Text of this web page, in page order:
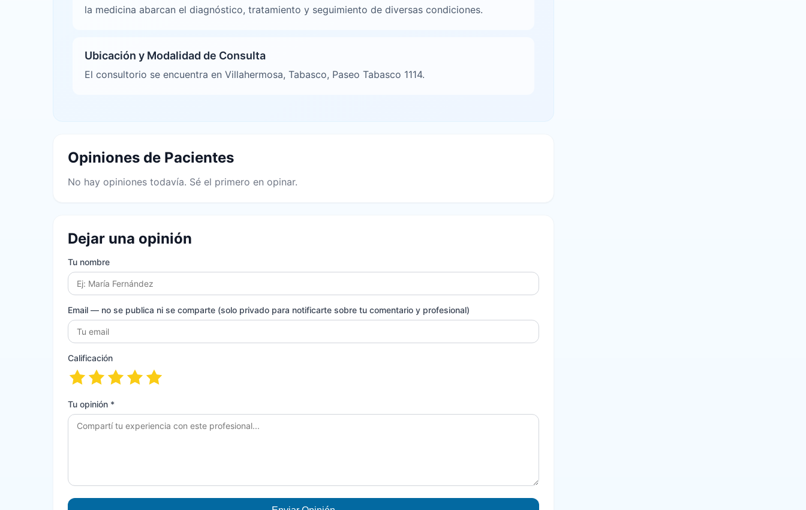
la medicina abarcan el diagnóstico, tratamiento y seguimiento de diversas condiciones.
Ubicación y Modalidad de Consulta
El consultorio se encuentra en Villahermosa, Tabasco, Paseo Tabasco 1114.
Opiniones de Pacientes
No hay opiniones todavía. Sé el primero en opinar.
Dejar una opinión
Tu nombre
Email — no se publica ni se comparte (solo privado para notificarte sobre tu comentario y profesional)
Calificación
Tu opinión *